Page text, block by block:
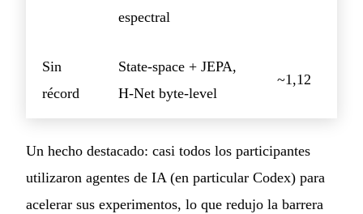
espectral
Sin
récord
State-space + JEPA,
H-Net byte-level
~1,12
Un hecho destacado: casi todos los participantes
utilizaron agentes de IA (en particular Codex) para
acelerar sus experimentos, lo que redujo la barrera